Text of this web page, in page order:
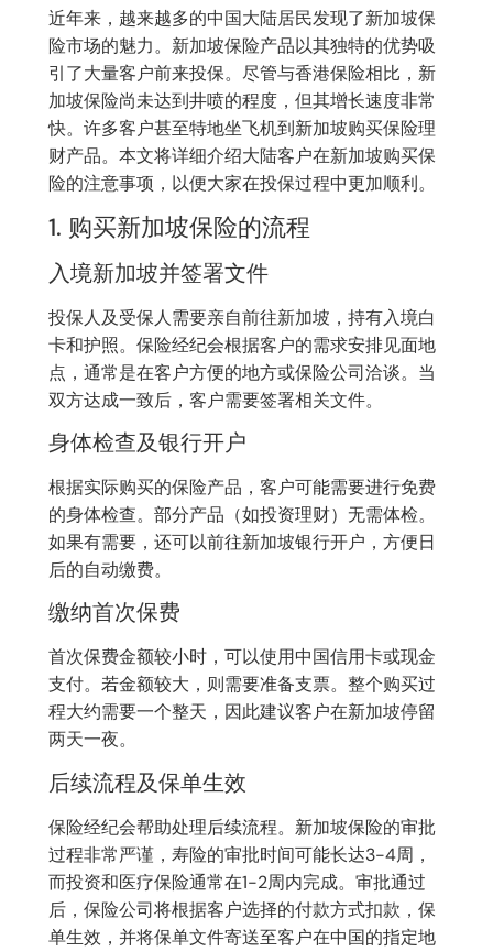
近年来，越来越多的中国大陆居民发现了新加坡保
险市场的魅力。新加坡保险产品以其独特的优势吸
引了大量客户前来投保。尽管与香港保险相比，新
加坡保险尚未达到井喷的程度，但其增长速度非常
快。许多客户甚至特地坐飞机到新加坡购买保险理
财产品。本文将详细介绍大陆客户在新加坡购买保
险的注意事项，以便大家在投保过程中更加顺利。
1. 购买新加坡保险的流程
入境新加坡并签署文件
投保人及受保人需要亲自前往新加坡，持有入境白
卡和护照。保险经纪会根据客户的需求安排见面地
点，通常是在客户方便的地方或保险公司洽谈。当
双方达成一致后，客户需要签署相关文件。
身体检查及银行开户
根据实际购买的保险产品，客户可能需要进行免费
的身体检查。部分产品（如投资理财）无需体检。
如果有需要，还可以前往新加坡银行开户，方便日
后的自动缴费。
缴纳首次保费
首次保费金额较小时，可以使用中国信用卡或现金
支付。若金额较大，则需要准备支票。整个购买过
程大约需要一个整天，因此建议客户在新加坡停留
两天一夜。
后续流程及保单生效
保险经纪会帮助处理后续流程。新加坡保险的审批
过程非常严谨，寿险的审批时间可能长达3-4周，
而投资和医疗保险通常在1-2周内完成。审批通过
后，保险公司将根据客户选择的付款方式扣款，保
单生效，并将保单文件寄送至客户在中国的指定地